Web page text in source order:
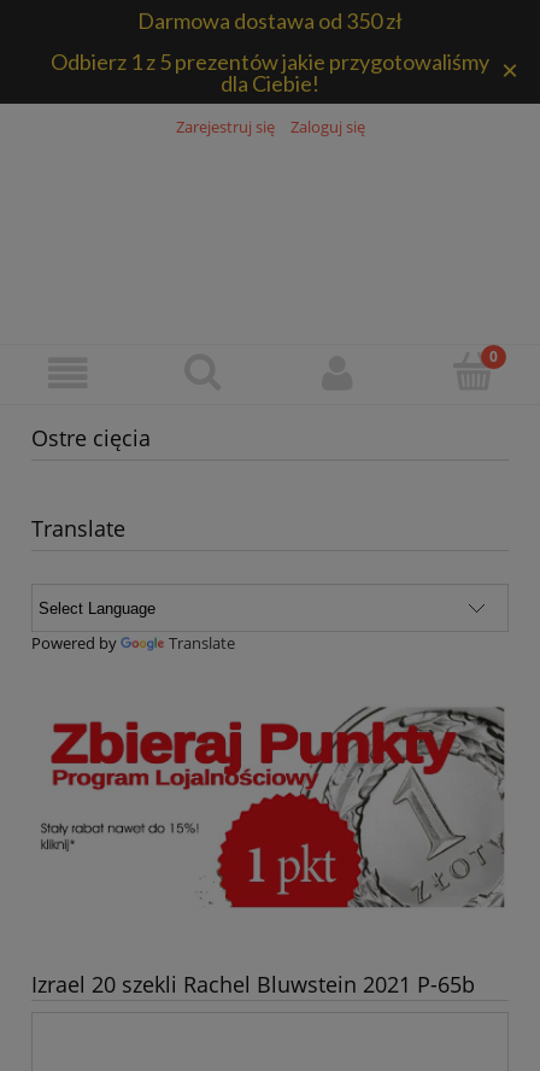
Darmowa dostawa od 350 zł
Odbierz 1 z 5 prezentów jakie przygotowaliśmy
dla Ciebie!
×
Zarejestruj się Zaloguj się
Ostre cięcia
Translate
Powered by Translate
Izrael 20 szekli Rachel Bluwstein 2021 P-65b